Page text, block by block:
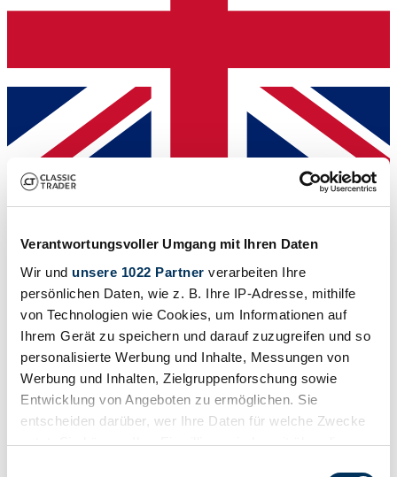
Verantwortungsvoller Umgang mit Ihren Daten
Wir und unsere 1022 Partner verarbeiten Ihre
persönlichen Daten, wie z. B. Ihre IP-Adresse, mithilfe
von Technologien wie Cookies, um Informationen auf
Ihrem Gerät zu speichern und darauf zuzugreifen und so
personalisierte Werbung und Inhalte, Messungen von
Werbung und Inhalten, Zielgruppenforschung sowie
Entwicklung von Angeboten zu ermöglichen. Sie
entscheiden darüber, wer Ihre Daten für welche Zwecke
nutzt. Sie können Ihre Einwilligung jederzeit über die
Dealer